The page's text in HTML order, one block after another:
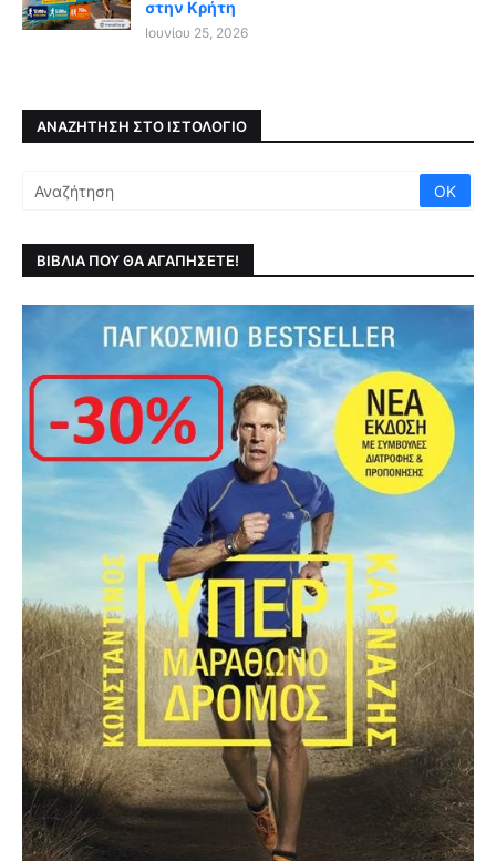
στην Κρήτη
Ιουνίου 25, 2026
ΑΝΑΖΉΤΗΣΗ ΣΤΟ ΙΣΤΟΛΌΓΙΟ
ΒΙΒΛΙΑ ΠΟΥ ΘΑ ΑΓΑΠΗΣΕΤΕ!